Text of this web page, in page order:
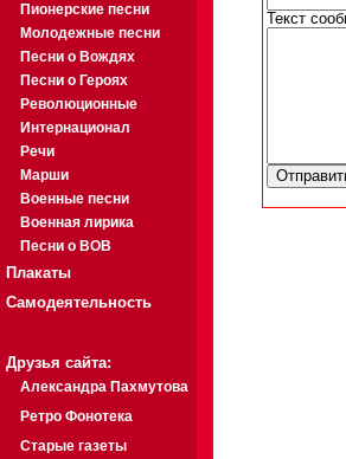
Пионерские песни
Молодежные песни
Песни о Вождях
Песни о Героях
Революционные
Интернационал
Речи
Марши
Военные песни
Военная лирика
Песни о ВОВ
Плакаты
Самодеятельность
Друзья сайта:
Александра Пахмутова
Ретро Фонотека
Старые газеты
Текст